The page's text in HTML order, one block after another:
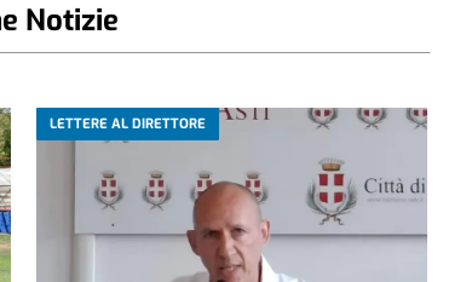
Notizie
LETTERE AL DIRETTORE